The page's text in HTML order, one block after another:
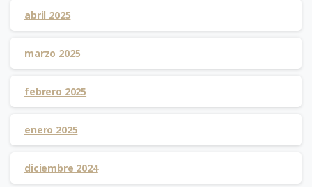
abril 2025
marzo 2025
febrero 2025
enero 2025
diciembre 2024